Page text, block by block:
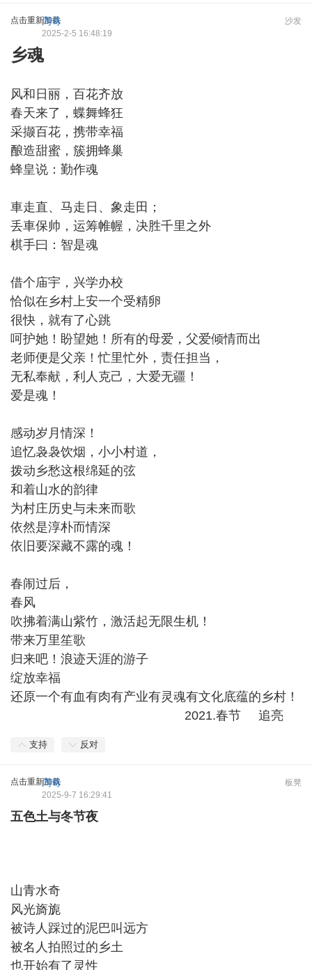
点击重新加载 沙发
周奇
2025-2-5 16:48:19
乡魂
风和日丽，百花齐放
春天来了，蝶舞蜂狂
采撷百花，携带幸福
酿造甜蜜，簇拥蜂巢
蜂皇说：勤作魂
車走直、马走日、象走田；
丢車保帅，运筹帷幄，决胜千里之外
棋手曰：智是魂
借个庙宇，兴学办校
恰似在乡村上安一个受精卵
很快，就有了心跳
呵护她！盼望她！所有的母爱，父爱倾情而出
老师便是父亲！忙里忙外，责任担当，
无私奉献，利人克己，大爱无疆！
爱是魂！
感动岁月情深！
追忆袅袅饮烟，小小村道，
拨动乡愁这根绵延的弦
和着山水的韵律
为村庄历史与未来而歌
依然是淳朴而情深
依旧要深藏不露的魂！
春闹过后，
春风
吹拂着满山紫竹，激活起无限生机！
带来万里笙歌
归来吧！浪迹天涯的游子
绽放幸福
还原一个有血有肉有产业有灵魂有文化底蕴的乡村！
2021.春节 追亮
支持 反对
点击重新加载 板凳
周奇
2025-9-7 16:29:41
五色土与冬节夜
山青水奇
风光旖旎
被诗人踩过的泥巴叫远方
被名人拍照过的乡土
也开始有了灵性